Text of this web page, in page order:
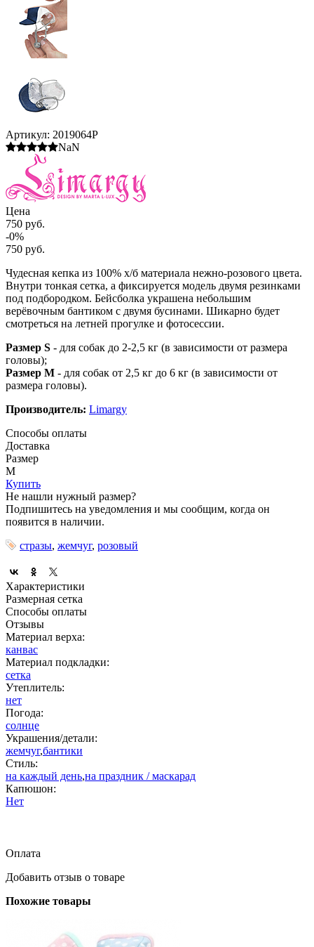
Артикул: 2019064P
NaN
Цена
750 руб.
-0%
750 руб.
Чудесная кепка из 100% х/б материала нежно-розового цвета.
Внутри тонкая сетка, а фиксируется модель двумя резинками
под подбородком. Бейсболка украшена небольшим
верёвочным бантиком с двумя бусинами. Шикарно будет
смотреться на летней прогулке и фотосессии.
Размер S - для собак до 2-2,5 кг (в зависимости от размера
головы);
Размер M - для собак от 2,5 кг до 6 кг (в зависимости от
размера головы).
Производитель: Limargy
Способы оплаты
Доставка
Размер
M
Купить
Не нашли нужный размер?
Подпишитесь на уведомления и мы сообщим, когда он
появится в наличии.
стразы, жемчуг, розовый
Характеристики
Размерная сетка
Способы оплаты
Отзывы
Материал верха:
канвас
Материал подкладки:
сетка
Утеплитель:
нет
Погода:
солнце
Украшения/детали:
жемчуг,бантики
Стиль:
на каждый день,на праздник / маскарад
Капюшон:
Нет
Оплата
Добавить отзыв о товаре
Похожие товары